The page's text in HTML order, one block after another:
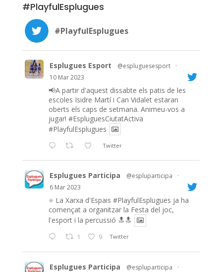
#PlayfulEsplugues
#PlayfulEsplugues
Esplugues Esport @espluguesesport
·
10 Mar 2023
📢A partir d'aquest dissabte els patis de les
escoles Isidre Martí i Can Vidalet estaran
oberts els caps de setmana. Animeu-vos a
jugar! #EspluguesCiutatActiva
#PlayfulEsplugues
Twitter
Esplugues Participa @espluparticipa
·
6 Mar 2023
⭐️ La Xarxa d'Espais #PlayfulEsplugues ja ha
començat a organitzar la Festa del joc,
l'esport i la percussió 🔝🔝
1 9 Twitter
Esplugues Participa @espluparticipa
·